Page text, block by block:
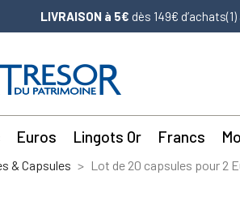
LIVRAISON à 5€ dès 149€
Euros Lingots Or Francs
& Capsules Lot de 20 capsules pour 2